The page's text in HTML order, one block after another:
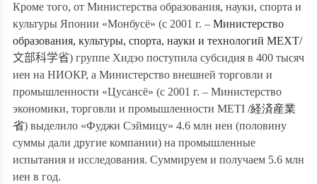
Кроме того, от Министерства образования, науки, спорта и
культуры Японии «Монбусё» (с 2001 г. – Министерство
образования, культуры, спорта, науки и технологий MEXT/
文部科学省) группе Хидэо поступила субсидия в 400 тысяч
иен на НИОКР, а Министерство внешней торговли и
промышленности «Цусансё» (с 2001 г. – Министерство
экономики, торговли и промышленности METI/経済産業
省) выделило «Фуджи Сэймицу» 4.6 млн иен (половину
суммы дали другие компании) на промышленные
испытания и исследования. Суммируем и получаем 5.6 млн
иен в год.